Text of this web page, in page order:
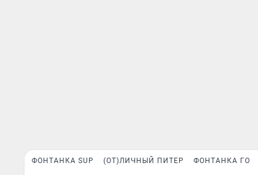
ФОНТАНКА SUP (ОТ)ЛИЧНЫЙ ПИТЕР ФОНТАНКА ГО